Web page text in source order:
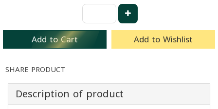
Add to Cart Add to Wishlist
SHARE PRODUCT
Description of product